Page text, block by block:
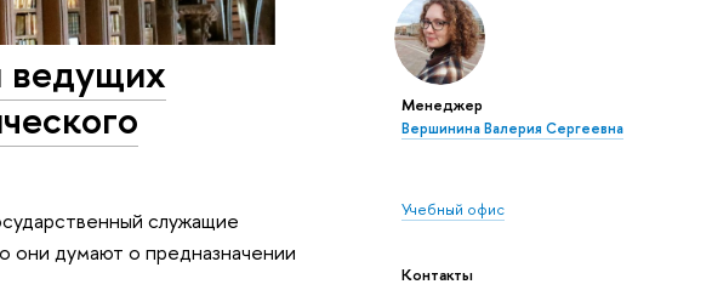
Менеджер
Вершинина Валерия Сергеевна
Учебный офис
Контакты
ведущих
служащие
думают о предназначении